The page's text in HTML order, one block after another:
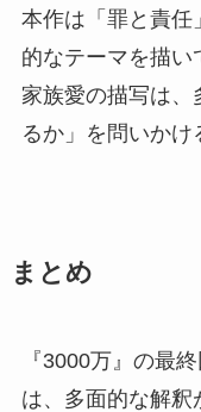
本作は「罪と責任
的なテーマを描い
家族愛の描写は、
るか」を問いかけ
まとめ
『3000万』の最
は、多面的な解釈